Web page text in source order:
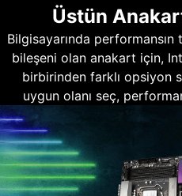
Üstün
Bilgisayarında
bileşeni olan anakart için,
birbirinden farklı opsiyon
uygun olanı seç,